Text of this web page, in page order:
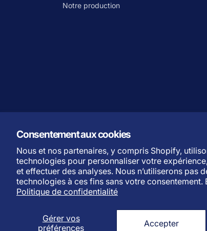
Consentement aux cookies
Nous et nos partenaires, y compris Shopify,
technologies pour personnaliser votre
et effectuer des analyses. Nous n’utiliserons pas
technologies à ces fins sans votre consentement.
Politique de confidentialité
Gérer vos
préférences
Accepter
Notre production
Politique de remboursementPolitique de
Moyens de paiement
L
n
Français